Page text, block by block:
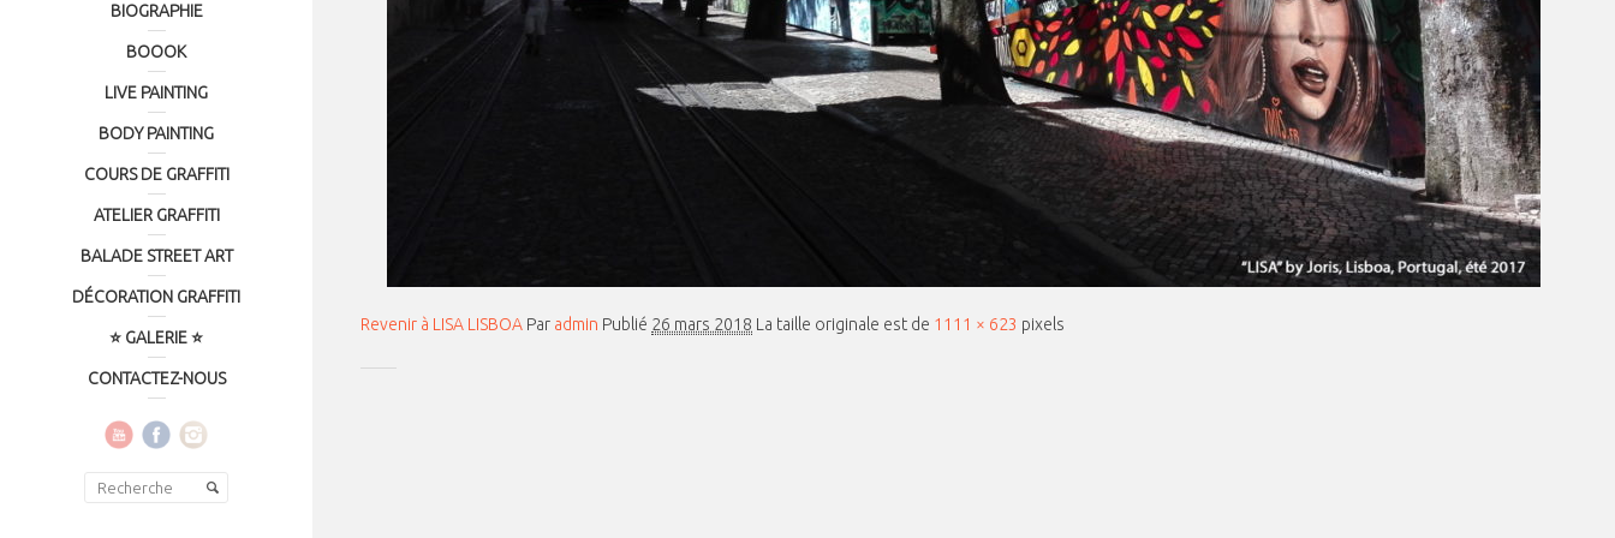
BIOGRAPHIE
BOOOK
LIVE PAINTING
BODY PAINTING
COURS DE GRAFFITI
ATELIER GRAFFITI
BALADE STREET ART
DÉCORATION GRAFFITI
⭐ GALERIE ⭐
CONTACTEZ-NOUS
Revenir à LISA LISBOA Par admin Publié 26 mars 2018 La taille originale est de 1111 × 623 pixels